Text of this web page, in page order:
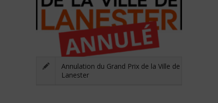
Annulation du Grand Prix de la Ville de
Lanester